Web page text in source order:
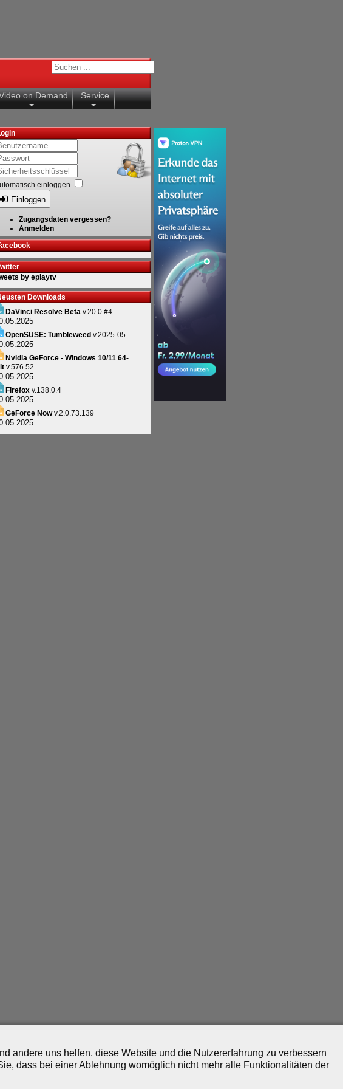
on Demand Service
einloggen
Einloggen
Zugangsdaten vergessen?
Anmelden
by eplaytv
Downloads
DaVinci Resolve Beta v.20.0 #4
OpenSUSE: Tumbleweed v.2025-05
Nvidia GeForce - Windows 10/11 64-
v.576.52
Firefox v.138.0.4
GeForce Nowv.2.0.73.139
andere uns helfen, diese Website und die Nutzererfahrung zu verbessern
dass bei einer Ablehnung womöglich nicht mehr alle Funktionalitäten der